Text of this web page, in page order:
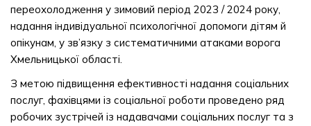
переохолодження у зимовий період 2023 / 2024 року,
надання індивідуальної психологічної допомоги дітям й
опікунам, у зв’язку з систематичними атаками ворога
Хмельницької області.
З метою підвищення ефективності надання соціальних
послуг, фахівцями із соціальної роботи проведено ряд
робочих зустрічей із надавачами соціальних послуг та з